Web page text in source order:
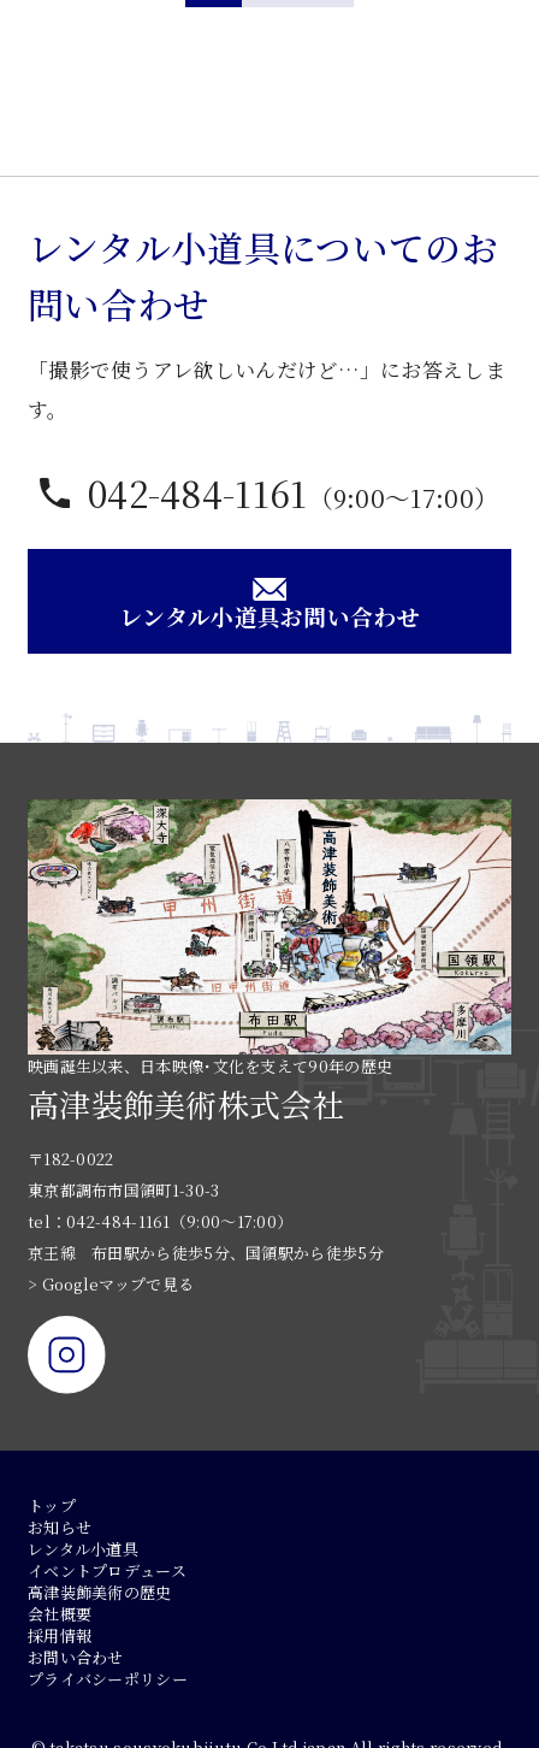
レンタル小道具についてのお
問い合わせ
「撮影で使うアレ欲しいんだけど…」にお答えしま
す。
042-484-1161 （9:00〜17:00）
レンタル小道具お問い合わせ
映画誕生以来、日本映像･文化を支えて90年の歴史
高津装飾美術株式会社
〒182-0022
東京都調布市国領町1-30-3
tel：042-484-1161（9:00〜17:00）
京王線 布田駅から徒歩5分、国領駅から徒歩5分
> Googleマップで見る
トップ
お知らせ
レンタル小道具
イベントプロデュース
高津装飾美術の歴史
会社概要
採用情報
お問い合わせ
プライバシーポリシー